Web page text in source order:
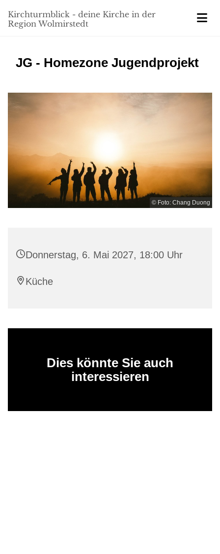
Kirchturmblick - deine Kirche in der
Region Wolmirstedt
JG - Homezone Jugendprojekt
© Foto: Chang Duong
Donnerstag, 6. Mai 2027, 18:00 Uhr
Küche
Dies könnte Sie auch
interessieren